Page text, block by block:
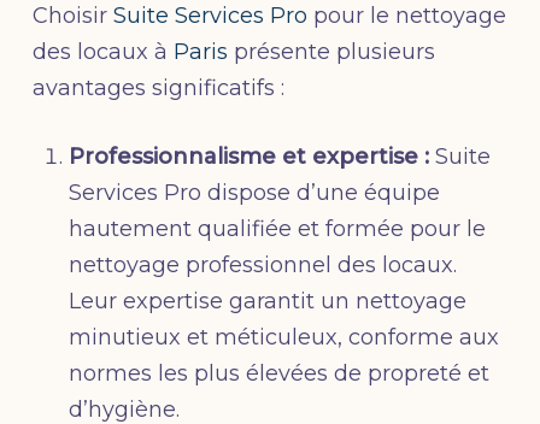
Choisir Suite Services Pro pour le nettoyage
des locaux à Paris présente plusieurs
avantages significatifs :
Professionnalisme et expertise :Suite
Services Pro dispose d’une équipe
hautement qualifiée et formée pour le
nettoyage professionnel des locaux.
Leur expertise garantit un nettoyage
minutieux et méticuleux, conforme aux
normes les plus élevées de propreté et
d’hygiène.